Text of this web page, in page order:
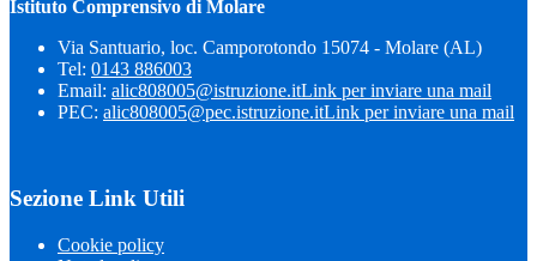
Istituto Comprensivo di Molare
Via Santuario, loc. Camporotondo 15074 - Molare (AL)
Tel: 0143 886003
Email: alic808005@istruzione.itLink per inviare una mail
PEC: alic808005@pec.istruzione.itLink per inviare una mail
Sezione Link Utili
Cookie policy